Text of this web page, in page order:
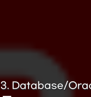
3. Database/